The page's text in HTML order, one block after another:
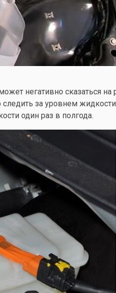
негативно сказаться
за уровнем
один раз в полгода.